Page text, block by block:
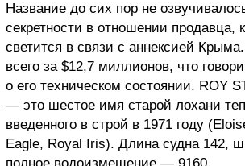
Название до сих пор не
секретности в отношении продавца,
светится в связи с аннексией
всего за $12,7 миллионов, что
о его техническом состоянии. ROY
— это шестое имя старой лохани
введенного в строй в 1971 году
Eagle, Royal Iris). Длина судна 142,